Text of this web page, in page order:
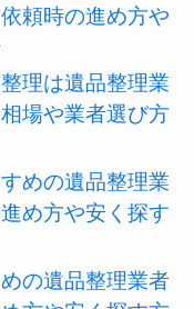
頼時の進め方や
理は遺品整理業
場や業者選び方
めの遺品整理業
め方や安く探す
の遺品整理業者